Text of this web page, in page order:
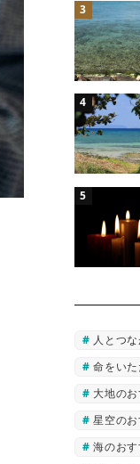
人とつ
命をい
大地の
星空の
海のお